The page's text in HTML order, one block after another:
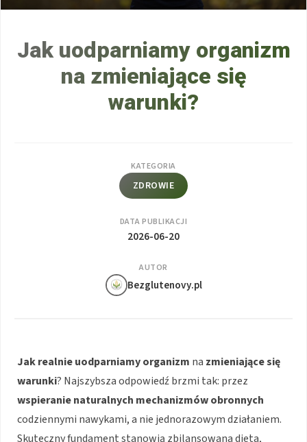
Jak uodparniamy organizm
na zmieniające się
warunki?
KATEGORIA
ZDROWIE
DATA PUBLIKACJI
2026-06-20
AUTOR
Bezglutenovy.pl
Jak realnie uodparniamy organizm na zmieniające się
warunki? Najszybsza odpowiedź brzmi tak: przez
wspieranie naturalnych mechanizmów obronnych
codziennymi nawykami, a nie jednorazowym działaniem.
Skuteczny fundament stanowią zbilansowana dieta,